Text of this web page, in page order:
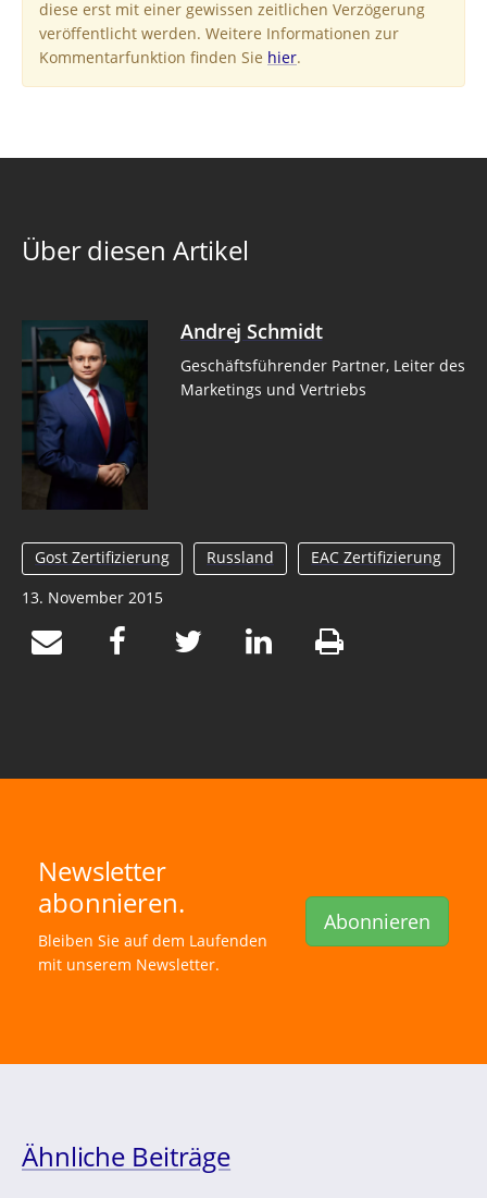
diese erst mit einer gewissen zeitlichen Verzögerung
veröffentlicht werden. Weitere Informationen zur
Kommentarfunktion finden Sie hier.
Über diesen Artikel
Andrej Schmidt
Geschäftsführender Partner, Leiter des
Marketings und Vertriebs
Gost Zertifizierung Russland
EAC Zertifizierung
13. November 2015
Newsletter
abonnieren.
Bleiben Sie auf dem Laufenden
mit unserem Newsletter.
Abonnieren
Ähnliche Beiträge